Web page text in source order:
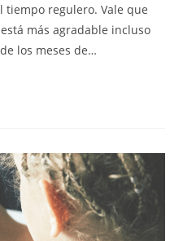
tiempo regulero. Vale que
más agradable incluso
los meses de…